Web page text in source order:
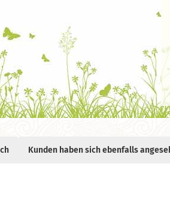
Kunden haben sich ebenfalls